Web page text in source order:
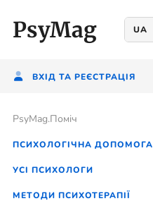
PsyMag UA
ВХІД ТА РЕЄСТРАЦІЯ
PsyMag.Помiч
ПСИХОЛОГІЧНА ДОПОМОГА
УСІ ПСИХОЛОГИ
МЕТОДИ ПСИХОТЕРАПІЇ